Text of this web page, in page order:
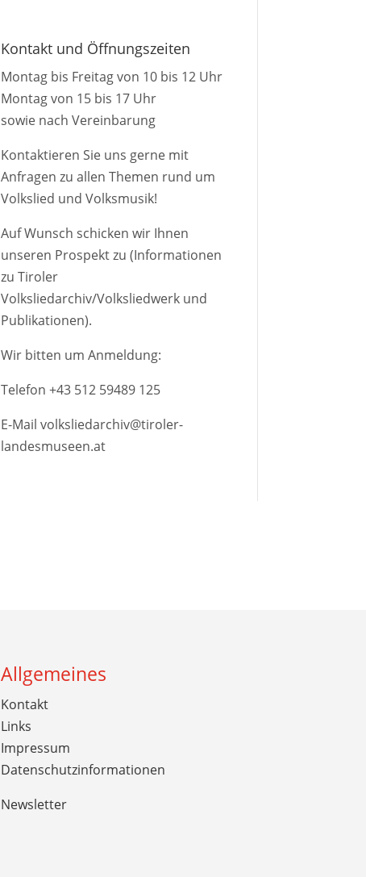
Kontakt und Öffnungszeiten
Montag bis Freitag von 10 bis 12 Uhr
Montag von 15 bis 17 Uhr
sowie nach Vereinbarung
Kontaktieren Sie uns gerne mit
Anfragen zu allen Themen rund um
Volkslied und Volksmusik!
Auf Wunsch schicken wir Ihnen
unseren Prospekt zu (Informationen
zu Tiroler
Volksliedarchiv/Volksliedwerk und
Publikationen).
Wir bitten um Anmeldung:
Telefon +43 512 59489 125
E-Mail volksliedarchiv@tiroler-
landesmuseen.at
Allgemeines
Kontakt
Links
Impressum
Datenschutzinformationen
Newsletter